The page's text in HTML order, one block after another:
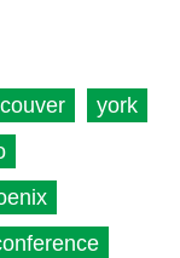
york